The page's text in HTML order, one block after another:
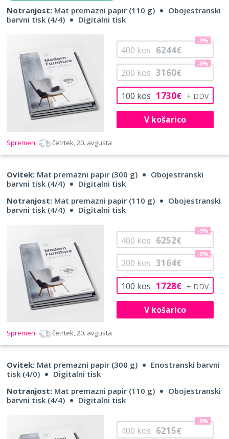
Notranjost: Mat premazni papir (110 g)
Obojestranski
barvni tisk (4/4)
Digitalni tisk
100 kos 1730€
200 kos 3160€
-8%
400 kos 6244€
-9%
V košarico
Spremeni četrtek, 20. avgusta
Ovitek: Mat premazni papir (300 g)
Obojestranski
barvni tisk (4/4)
Digitalni tisk
Notranjost: Mat premazni papir (110 g)
Obojestranski
barvni tisk (4/4)
Digitalni tisk
100 kos 1728€
200 kos 3164€
-8%
400 kos 6252€
-9%
V košarico
Spremeni četrtek, 20. avgusta
Ovitek: Mat premazni papir (300 g)
Enostranski barvni
tisk (4/0)
Digitalni tisk
Notranjost: Mat premazni papir (110 g)
Obojestranski
barvni tisk (4/4)
Digitalni tisk
400 kos 6215€
-9%